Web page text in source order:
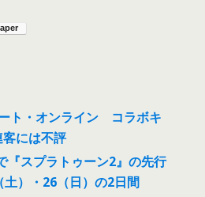
ト・オンライン コラボキ
には不評
スプラトゥーン2』の先行
）・26（日）の2日間